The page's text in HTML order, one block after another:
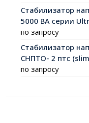
Cтабилизатор
5000 ВА серии
по запросу
Стабилизатор
СНПТО- 2 птс
по запросу